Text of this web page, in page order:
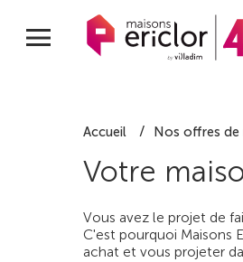
Accueil Nos offres de
Votre
Vous avez le projet de
C'est pourquoi Maisons
achat et vous projeter